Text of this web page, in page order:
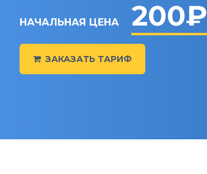
НАЧАЛЬНАЯ ЦЕНА 200₽
ЗАКАЗАТЬ ТАРИФ